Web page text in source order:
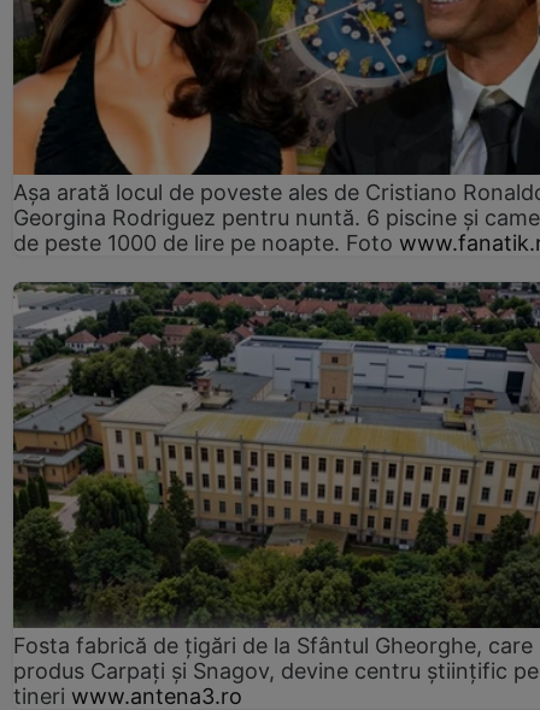
Așa arată locul de poveste ales de Cristiano
Georgina Rodriguez pentru nuntă. 6 piscine și
de peste 1000 de lire pe noapte. Foto
Fosta fabrică de țigări de la Sfântul Gheorghe, care
produs Carpați și Snagov, devine centru științific
tineri www.antena3.ro